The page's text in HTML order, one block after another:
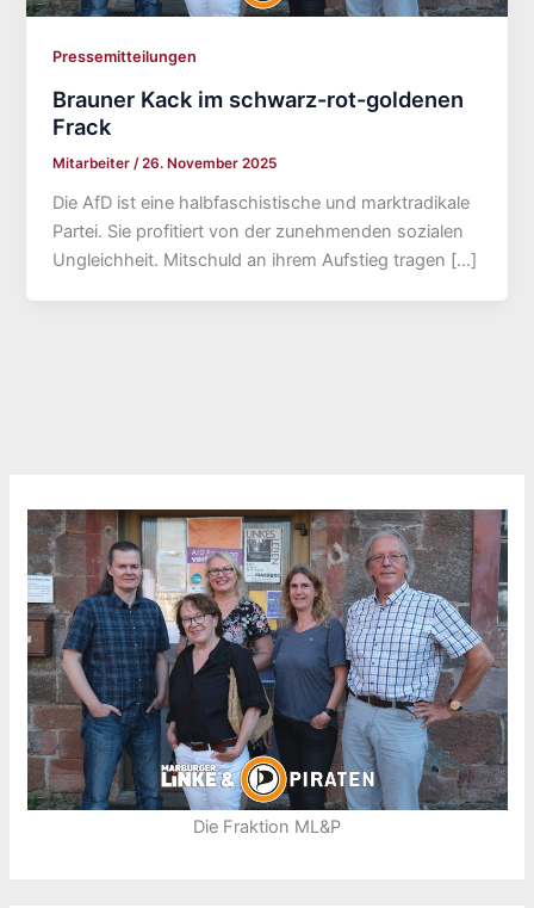
Pressemitteilungen
Brauner Kack im schwarz-rot-goldenen
Frack
Mitarbeiter/26. November 2025
Die AfD ist eine halbfaschistische und marktradikale
Partei. Sie profitiert von der zunehmenden sozialen
Ungleichheit. Mitschuld an ihrem Aufstieg tragen […]
Die Fraktion ML&P